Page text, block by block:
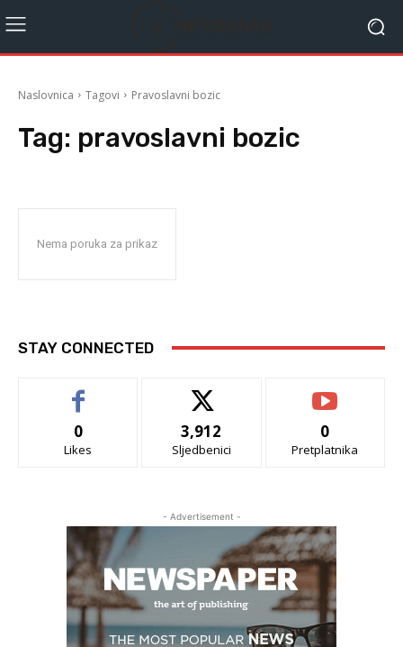
Naslovnica Tagovi Pravoslavni bozic
Tag: pravoslavni bozic
Nema poruka za prikaz
STAY CONNECTED
0
Likes
3,912
Sljedbenici
0
Pretplatnika
- Advertisement -